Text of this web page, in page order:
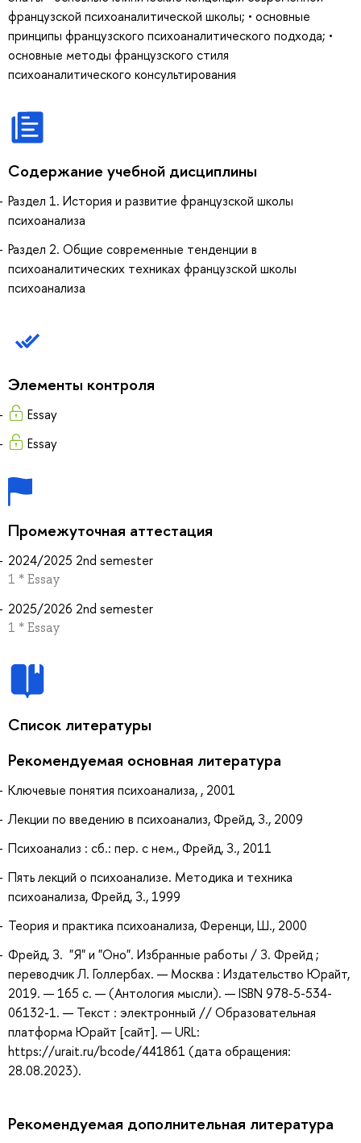
французской психоаналитической школы; • основные
принципы французского психоаналитического подхода; •
основные методы французского стиля
психоаналитического консультирования
Содержание учебной дисциплины
Раздел 1. История и развитие французской школы
психоанализа
Раздел 2. Общие современные тенденции в
психоаналитических техниках французской школы
психоанализа
Элементы контроля
Essay
Essay
Промежуточная аттестация
2024/2025 2nd semester
1 * Essay
2025/2026 2nd semester
1 * Essay
Список литературы
Рекомендуемая основная литература
Ключевые понятия психоанализа, , 2001
Лекции по введению в психоанализ, Фрейд, З., 2009
Психоанализ : сб.: пер. с нем., Фрейд, З., 2011
Пять лекций о психоанализе. Методика и техника
психоанализа, Фрейд, З., 1999
Теория и практика психоанализа, Ференци, Ш., 2000
Фрейд, З. "Я" и "Оно". Избранные работы / З. Фрейд ;
переводчик Л. Голлербах. — Москва : Издательство Юрайт,
2019. — 165 с. — (Антология мысли). — ISBN 978-5-534-
06132-1. — Текст : электронный // Образовательная
платформа Юрайт [сайт]. — URL:
https://urait.ru/bcode/441861 (дата обращения:
28.08.2023).
Рекомендуемая дополнительная литература